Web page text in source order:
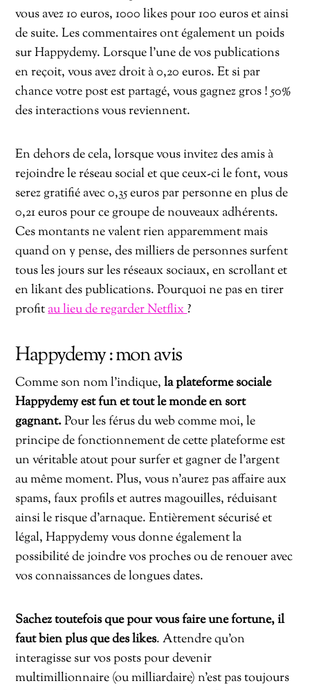
vous avez 10 euros, 1000 likes pour 100 euros et ainsi
de suite. Les commentaires ont également un poids
sur Happydemy. Lorsque l’une de vos publications
en reçoit, vous avez droit à 0,20 euros. Et si par
chance votre post est partagé, vous gagnez gros ! 50%
des interactions vous reviennent.
En dehors de cela, lorsque vous invitez des amis à
rejoindre le réseau social et que ceux-ci le font, vous
serez gratifié avec 0,35 euros par personne en plus de
0,21 euros pour ce groupe de nouveaux adhérents.
Ces montants ne valent rien apparemment mais
quand on y pense, des milliers de personnes surfent
tous les jours sur les réseaux sociaux, en scrollant et
en likant des publications. Pourquoi ne pas en tirer
profitau lieu de regarder Netflix?
Happydemy : mon avis
Comme son nom l’indique,la plateforme sociale
Happydemy est fun et tout le monde en sort
gagnant.Pour les férus du web comme moi, le
principe de fonctionnement de cette plateforme est
un véritable atout pour surfer et gagner de l’argent
au même moment. Plus, vous n’aurez pas affaire aux
spams, faux profils et autres magouilles, réduisant
ainsi le risque d’arnaque. Entièrement sécurisé et
légal, Happydemy vous donne également la
possibilité de joindre vos proches ou de renouer avec
vos connaissances de longues dates.
Sachez toutefois que pour vous faire une fortune, il
faut bien plus que des likes. Attendre qu’on
interagisse sur vos posts pour devenir
multimillionnaire (ou milliardaire) n’est pas toujours